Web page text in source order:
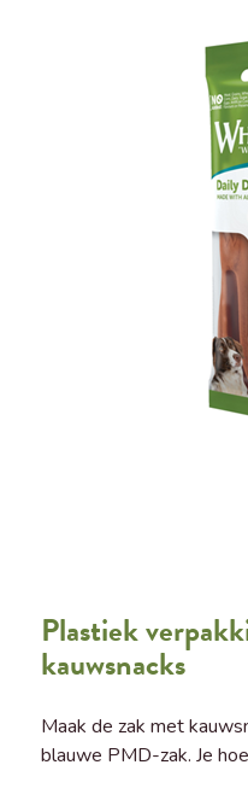
Plastiek
kauwsnacks
Maak de zak met
blauwe PMD-zak. Je